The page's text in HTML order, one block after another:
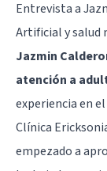
Entrevista a
Artificial y salud
Jazmin
atención a
experiencia en
Clínica
empezado a